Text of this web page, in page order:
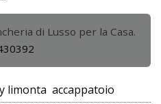
di Lusso per la Casa.
limonta accappatoio